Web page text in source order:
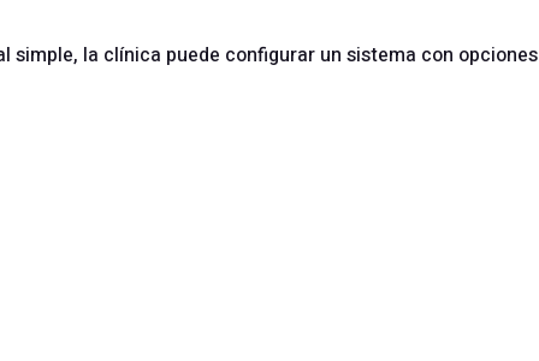
simple, la clínica puede configurar un sistema con opciones